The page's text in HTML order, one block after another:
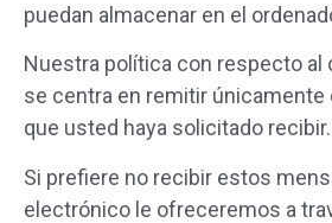
puedan almacenar en el
Nuestra política con respecto
se centra en remitir
que usted haya solicitado recibir.
Si prefiere no recibir estos
electrónico le ofreceremos a